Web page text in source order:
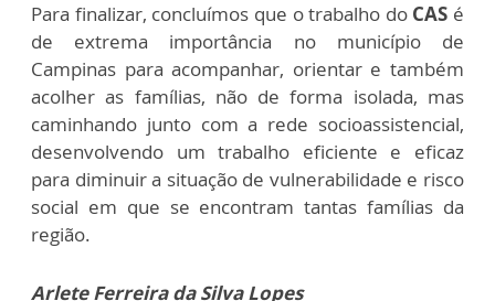
Para finalizar, concluímos que o trabalho do CAS é
de extrema importância no município de
Campinas para acompanhar, orientar e também
acolher as famílias, não de forma isolada, mas
caminhando junto com a rede socioassistencial,
desenvolvendo um trabalho eficiente e eficaz
para diminuir a situação de vulnerabilidade e risco
social em que se encontram tantas famílias da
região.
Arlete Ferreira da Silva Lopes